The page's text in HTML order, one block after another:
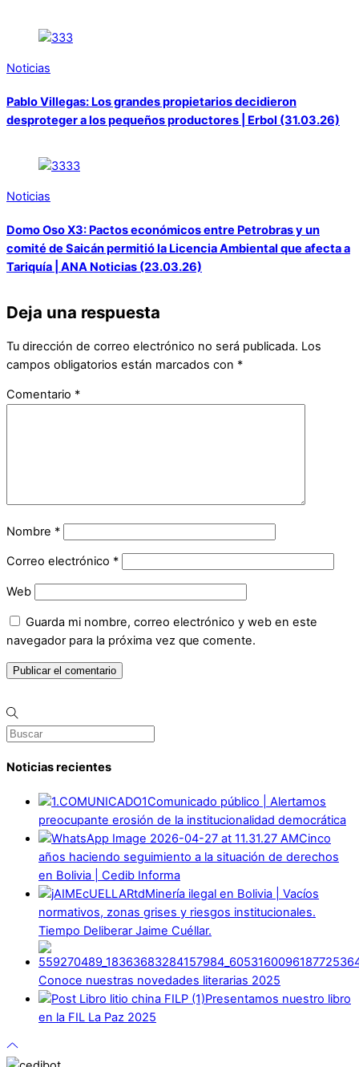
Noticias
Pablo Villegas: Los grandes propietarios decidieron
desproteger a los pequeños productores | Erbol (31.03.26)
Noticias
Domo Oso X3: Pactos económicos entre Petrobras y un
comité de Saicán permitió la Licencia Ambiental que afecta a
Tariquía | ANA Noticias (23.03.26)
Deja una respuesta
Tu dirección de correo electrónico no será publicada. Los
campos obligatorios están marcados con *
Comentario *
Nombre *
Correo electrónico *
Web
Guarda mi nombre, correo electrónico y web en este
navegador para la próxima vez que comente.
Noticias recientes
Comunicado público | Alertamos
preocupante erosión de la institucionalidad democrática
Cinco
años haciendo seguimiento a la situación de derechos
en Bolivia | Cedib Informa
Minería ilegal en Bolivia | Vacíos
normativos, zonas grises y riesgos institucionales.
Tiempo Deliberar Jaime Cuéllar.
Conoce nuestras novedades literarias 2025
Presentamos nuestro libro
en la FIL La Paz 2025